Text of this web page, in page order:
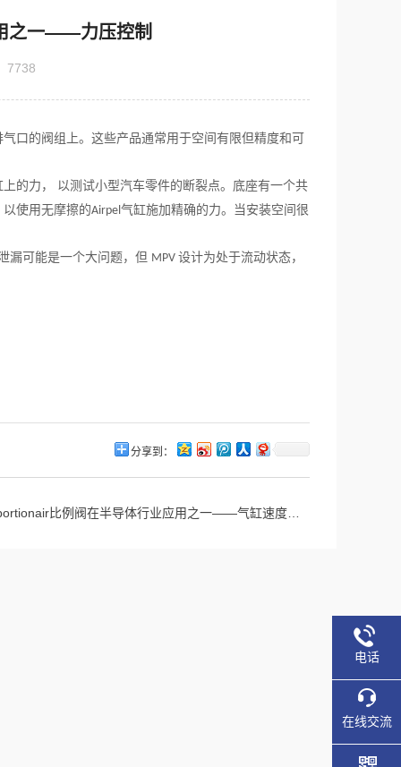
之一——力压控制
7738
气口的阀组 上。这些产品通常用于空间有限但精度和可
上的力， 以测试小型汽车零件的断裂点。底座有一个共
使用无摩擦的Airpel气缸施加精确的力。当安装空间很
漏可能是一个大问题，但 MPV 设计为处于流动状态，
分享到：
比例阀在半导体行业应用之一——气缸速度控制
电话
在线交流